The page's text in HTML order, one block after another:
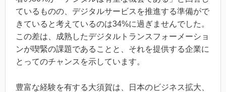
ているものの、デジタルサービスを推進する準備がで
きていると考えているのは34%に過ぎませんでした。
この差は、成熟したデジタルトランスフォーメーショ
ンが喫緊の課題であることと、それを提供する企業に
とってのチャンスを示しています。
豊富な経験を有する大須賀は、日本のビジネス拡大、